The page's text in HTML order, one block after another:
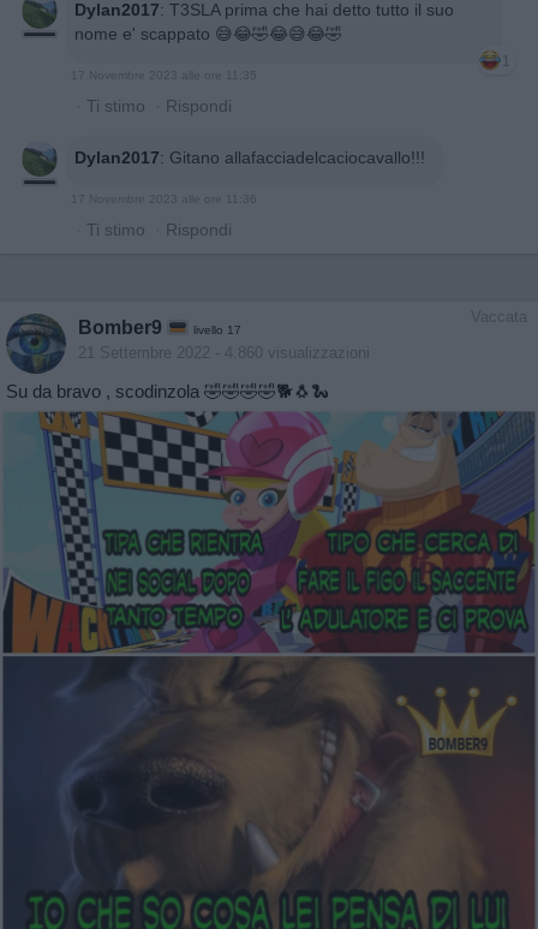
Dylan2017: T3SLA prima che hai detto tutto il suo
nome e' scappato 😅😂🤣😂😅😂🤣
1
17 Novembre 2023 alle ore 11:35
· Ti stimo · Rispondi
Dylan2017: Gitano allafacciadelcaciocavallo!!!
17 Novembre 2023 alle ore 11:36
· Ti stimo · Rispondi
Vaccata
Bomber9 livello 17
21 Settembre 2022 - 4.860 visualizzazioni
Su da bravo , scodinzola 🤣🤣🤣🤣🐕🐧🐍